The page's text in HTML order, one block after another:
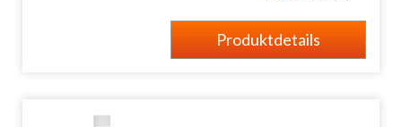
Produktdetails